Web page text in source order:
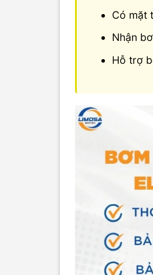
Có mặt
Nhận
Hỗ trợ